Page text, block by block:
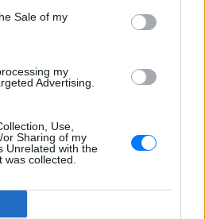
Sale of my
my
Advertising.
Use,
Sharing of my
Unrelated with the
collected.
Βερνίκου: Πόζαρε με
στο χέρι
Βερνίκου εξηγεί πώς να
όταν συναντάμε λαγοκέφαλο
θάλασσα